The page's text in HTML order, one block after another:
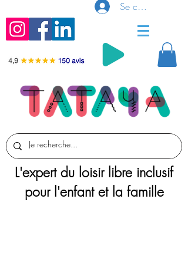
Se connecter
L'expert du loisir libre inclusif
pour l'enfant et la famille